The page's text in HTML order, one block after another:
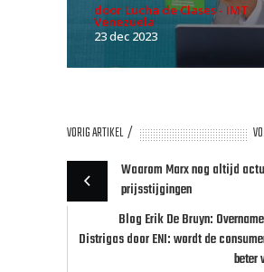
door Lucha de Clases - IMT
Venezuela
23 dec 2023
VORIG ARTIKEL
Waarom Marx nog altijd
prijsstijgingen
Blog Erik De Bruyn:
Distrigas door ENI: wordt de
beter